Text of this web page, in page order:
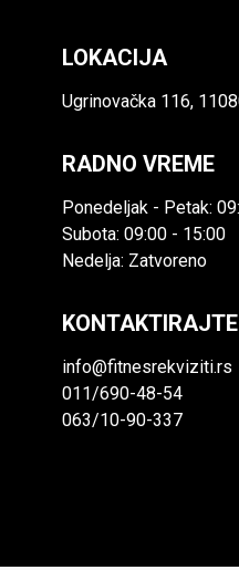
LOKACIJA
Ugrinovačka 116,
RADNO VREME
Ponedeljak - Petak:
Subota: 09:00 - 15:00
Nedelja: Zatvoreno
info@fitnesrekviziti.rs
011/690-48-54
063/10-90-337